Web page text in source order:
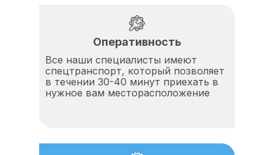
Оперативность
Все наши специалисты имеют
спецтранспорт, который позволяет
в течении 30-40 минут приехать в
нужное вам месторасположение